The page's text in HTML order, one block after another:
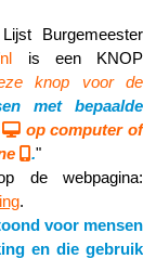
Burgemeester
is een KNOP
knop voor de
met bepaalde
op computer of
."
de webpagina:
.
voor mensen
en die gebruik